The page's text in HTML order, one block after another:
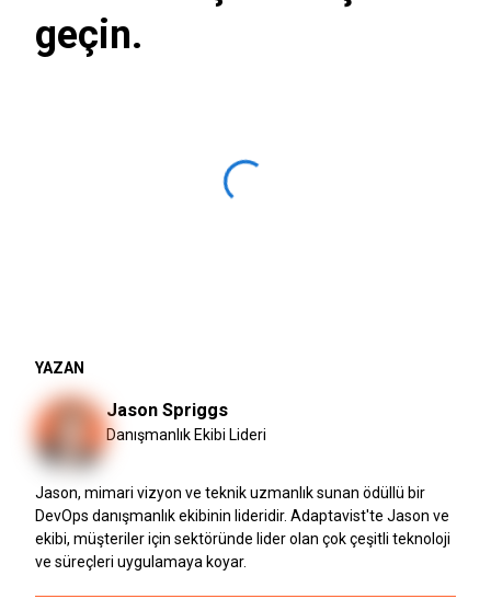
geçin.
YAZAN
Jason Spriggs
Danışmanlık Ekibi Lideri
Jason, mimari vizyon ve teknik uzmanlık sunan ödüllü bir
DevOps danışmanlık ekibinin lideridir. Adaptavist'te Jason ve
ekibi, müşteriler için sektöründe lider olan çok çeşitli teknoloji
ve süreçleri uygulamaya koyar.